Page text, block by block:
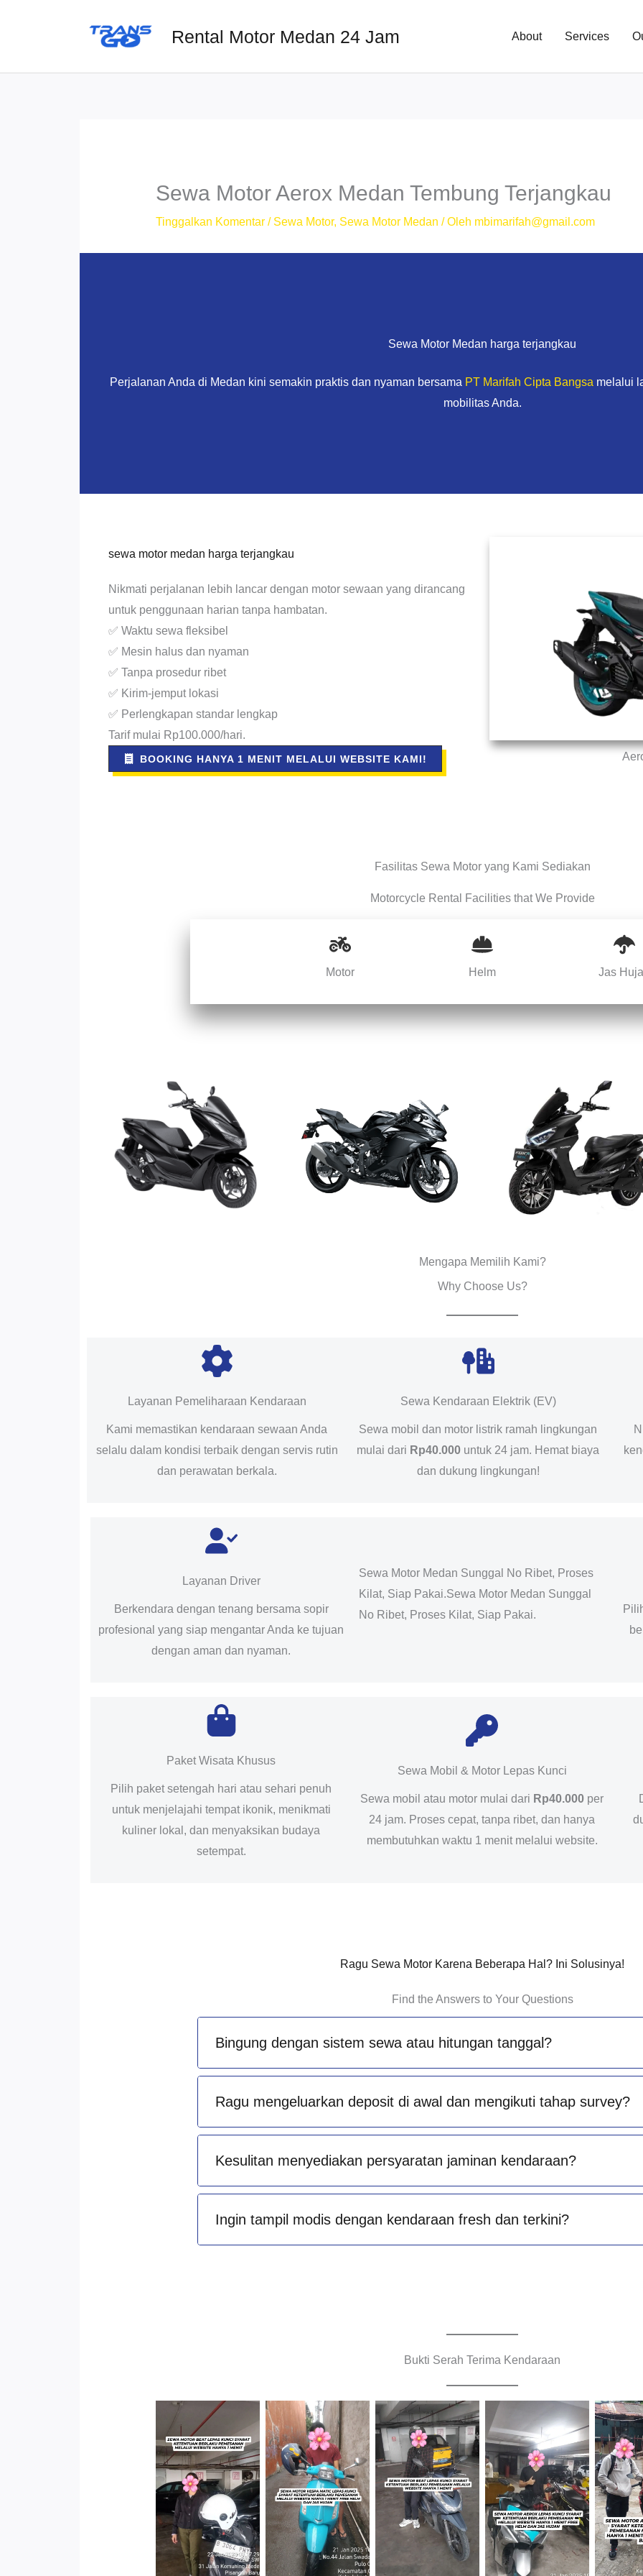
Rental Motor Medan 24 Jam About Services
Sewa Motor Aerox Medan Tembung Terjangkau
Tinggalkan Komentar / Sewa Motor, Sewa Motor Medan / Oleh mbimarifah@gmail.com
Sewa Motor Medan harga terjangkau
Perjalanan Anda di Medan kini semakin praktis dan nyaman bersama PT Marifah Cipta Bangsa melalui
mobilitas Anda.
sewa motor medan harga terjangkau
Nikmati perjalanan lebih lancar dengan motor sewaan yang dirancang
untuk penggunaan harian tanpa hambatan.
✅ Waktu sewa fleksibel
✅ Mesin halus dan nyaman
✅ Tanpa prosedur ribet
✅ Kirim-jemput lokasi
✅ Perlengkapan standar lengkap
Tarif mulai Rp100.000/hari.
BOOKING HANYA 1 MENIT MELALUI WEBSITE KAMI!
Fasilitas Sewa Motor yang Kami Sediakan
Motorcycle Rental Facilities that We Provide
Motor Helm Jas
Mengapa Memilih Kami?
Why Choose Us?
Layanan Pemeliharaan Kendaraan
Kami memastikan kendaraan sewaan Anda
selalu dalam kondisi terbaik dengan servis rutin
dan perawatan berkala.
Sewa Kendaraan Elektrik (EV)
Sewa mobil dan motor listrik ramah lingkungan
mulai dari Rp40.000 untuk 24 jam. Hemat biaya
dan dukung lingkungan!
Layanan Driver
Berkendara dengan tenang bersama sopir
profesional yang siap mengantar Anda ke tujuan
dengan aman dan nyaman.
Sewa Motor Medan Sunggal No Ribet, Proses
Kilat, Siap Pakai.Sewa Motor Medan Sunggal
No Ribet, Proses Kilat, Siap Pakai.
Paket Wisata Khusus
Pilih paket setengah hari atau sehari penuh
untuk menjelajahi tempat ikonik, menikmati
kuliner lokal, dan menyaksikan budaya
setempat.
Sewa Mobil & Motor Lepas Kunci
Sewa mobil atau motor mulai dari Rp40.000 per
24 jam. Proses cepat, tanpa ribet, dan hanya
membutuhkan waktu 1 menit melalui website.
Ragu Sewa Motor Karena Beberapa Hal? Ini Solusinya!
Find the Answers to Your Questions
Bingung dengan sistem sewa atau hitungan tanggal?
Ragu mengeluarkan deposit di awal dan mengikuti tahap survey?
Kesulitan menyediakan persyaratan jaminan kendaraan?
Ingin tampil modis dengan kendaraan fresh dan terkini?
Bukti Serah Terima Kendaraan
Cityplaza
Jatinegara
Gedung Parkir
P6A
Antar Jemput
Kendaraan
Cityplaza
Jatinegara
Gedung Parkir
P6A
Cityplaza
Jatinegara
Gedung Parkir
P6A